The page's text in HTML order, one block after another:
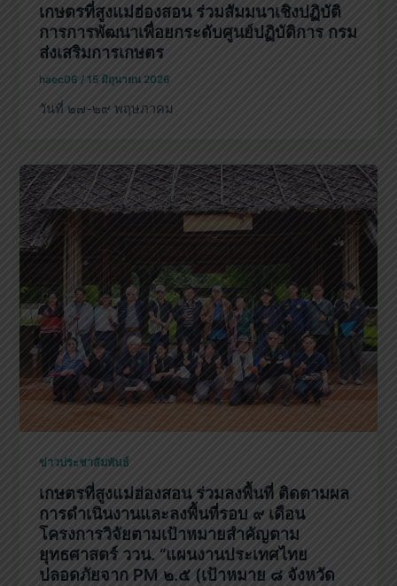
เกษตรที่สูงแม่ฮ่องสอน ร่วมสัมมนาเชิงปฏิบัติ
การการพัฒนาเพื่อยกระดับศูนย์ปฏิบัติการ กรม
ส่งเสริมการเกษตร
haec06/15 มิถุนายน 2026
วันที่ ๒๗-๒๙ พฤษภาคม
ข่าวประชาสัมพันธ์
เกษตรที่สูงแม่ฮ่องสอน ร่วมลงพื้นที่ ติดตามผล
การดำเนินงานและลงพื้นที่รอบ ๙ เดือน
โครงการวิจัยตามเป้าหมายสำคัญตาม
ยุทธศาสตร์ ววน. “แผนงานประเทศไทย
ปลอดภัยจาก PM ๒.๕ (เป้าหมาย ๘ จังหวัด